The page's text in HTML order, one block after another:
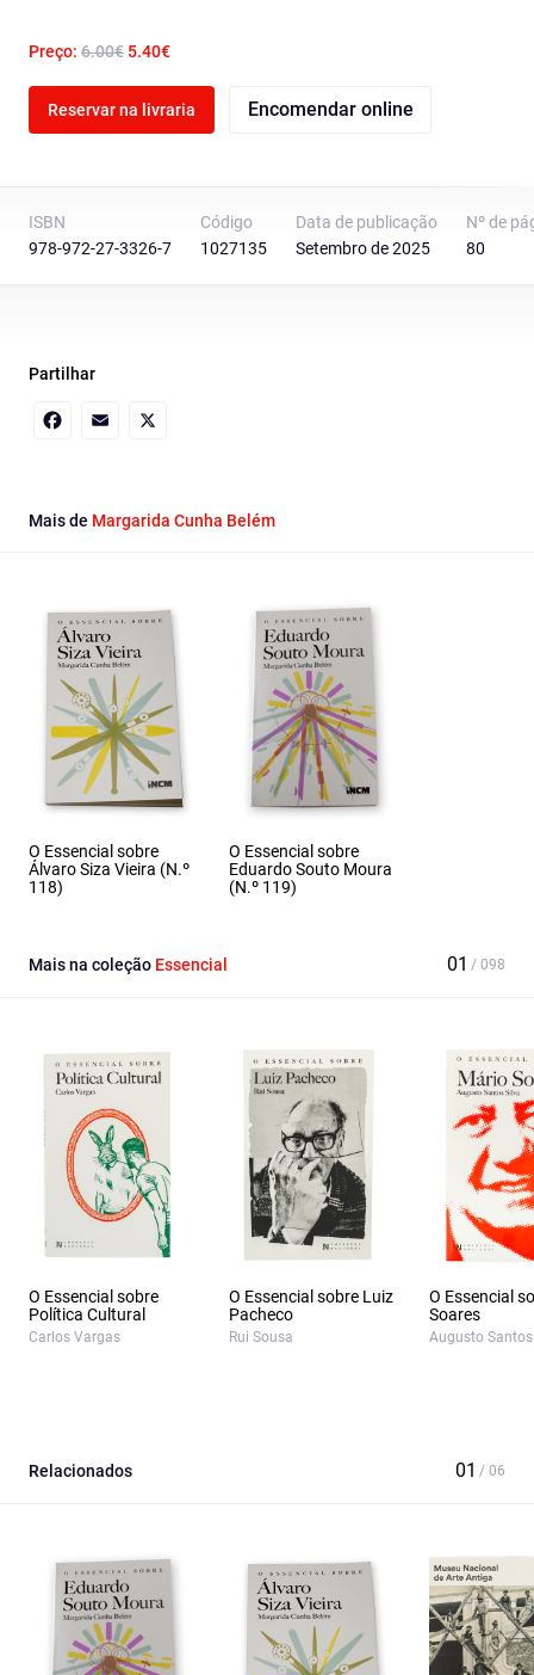
Preço: 6.00€ 5.40€
Reservar na livraria Encomendar online
ISBN
978-972-27-3326-7
Código
1027135
Data de publicação
Setembro de 2025
Nº de
80
Partilhar
Mais de Margarida Cunha Belém
O Essencial sobre
Álvaro Siza Vieira (N.º
118)
O Essencial sobre
Eduardo Souto Moura
(N.º 119)
Mais na coleção Essencial
O Essencial sobre
Política Cultural
Carlos Vargas
O Essencial sobre Luiz
Pacheco
Rui Sousa
O Essencial
Soares
Augusto
Relacionados